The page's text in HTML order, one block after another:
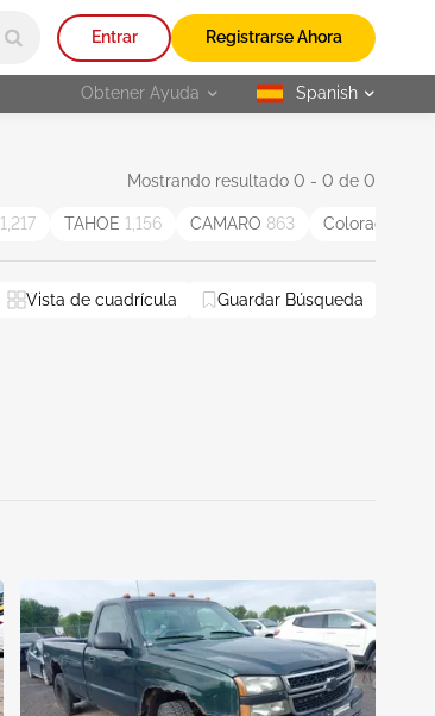
Entrar Registrarse Ahora
Obtener Ayuda selected
Spanish
Mostrando resultado 0 - 0 de 0
1,217 TAHOE 1,156 CAMARO 863 Colorado
Vista de cuadrícula Guardar Búsqueda